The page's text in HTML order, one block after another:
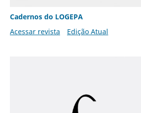
Cadernos do LOGEPA
Acessar revista
Edição Atual